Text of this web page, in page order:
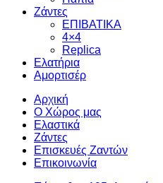
Ζάντες
ΕΠΙΒΑΤΙΚΑ
4×4
Replica
Ελατήρια
Αμορτισέρ
Αρχική
Ο Χώρος μας
Ελαστικά
Ζάντες
Επισκευές Ζαντών
Επικοινωνία